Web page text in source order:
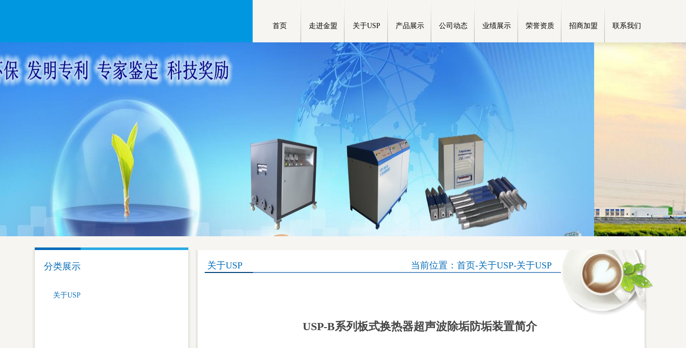
首页 走进金盟 关于USP 产品展示 公司动态 业绩展示 荣誉资质 招商加盟 联系我们
分类展示
关于USP
关于USP 当前位置： 首页-关于USP-关于USP
USP-B系列板式换热器超声波除垢防垢装置简介